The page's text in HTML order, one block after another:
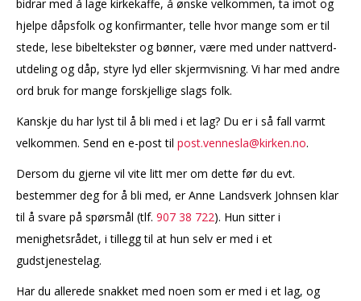
bidrar med å lage kirkekaffe, å ønske velkommen, ta imot og
hjelpe dåpsfolk og konfirmanter, telle hvor mange som er til
stede, lese bibeltekster og bønner, være med under nattverd-
utdeling og dåp, styre lyd eller skjermvisning. Vi har med andre
ord bruk for mange forskjellige slags folk.
Kanskje du har lyst til å bli med i et lag? Du er i så fall varmt
velkommen. Send en e-post til post.vennesla@kirken.no.
Dersom du gjerne vil vite litt mer om dette før du evt.
bestemmer deg for å bli med, er Anne Landsverk Johnsen klar
til å svare på spørsmål (tlf. 907 38 722). Hun sitter i
menighetsrådet, i tillegg til at hun selv er med i et
gudstjenestelag.
Har du allerede snakket med noen som er med i et lag, og